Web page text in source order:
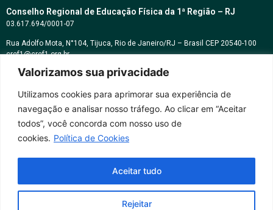
Valorizamos sua privacidade
Utilizamos cookies para aprimorar sua experiência de
navegação e analisar nosso tráfego. Ao clicar em “Aceitar
todos”, você concorda com nosso uso de
cookies. Política de Cookies
Rejeitar
Aceitar tudo
Conselho Regional de Educação Física da 1ª Região – RJ
03.617.694/0001-07
Rua Adolfo Mota, N°104, Tijuca, Rio de Janeiro/RJ – Brasil CEP 20540-100
cref1@cref1.org.br
Assessoria de comunicação:
Horários de atendimento:
Whatsapp: (21) 2569-2398